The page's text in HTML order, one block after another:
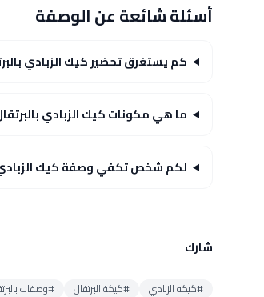
أسئلة شائعة عن الوصفة
كم يستغرق تحضير كيك الزبادي
ما هي مكونات كيك الزبادي
لكم شخص تكفي وصفة كيك الزبادي
شارك
#كيكه الزبادي #كيكة البرتقال #وصفات